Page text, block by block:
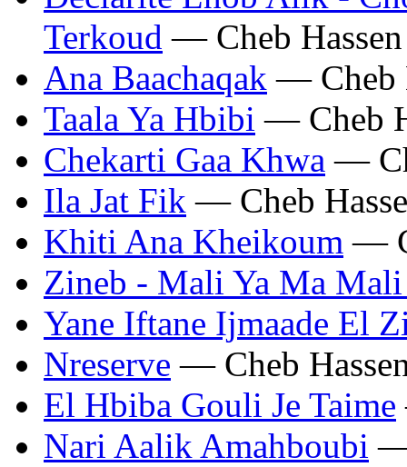
Terkoud — Cheb Hassen
Ana Baachaqak — Cheb
Taala Ya Hbibi — Cheb
Chekarti Gaa Khwa —
Ila Jat Fik — Cheb
Khiti Ana Kheikoum —
Zineb - Mali Ya Ma
Yane Iftane Ijmaade El
Nreserve — Cheb
El Hbiba Gouli Je Taime
Nari Aalik Amahboubi —